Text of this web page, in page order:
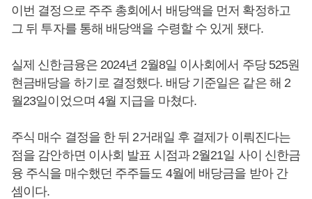
이번 결정으로 주주 총회에서 배당액을 먼저 확정하고
그 뒤 투자를 통해 배당액을 수령할 수 있게 됐다.
실제 신한금융은 2024년 2월8일 이사회에서 주당 525원
현금배당을 하기로 결정했다. 배당 기준일은 같은 해 2
월23일이었으며 4월 지급을 마쳤다.
주식 매수 결정을 한 뒤 2거래일 후 결제가 이뤄진다는
점을 감안하면 이사회 발표 시점과 2월21일 사이 신한금
융 주식을 매수했던 주주들도 4월에 배당금을 받아 간
셈이다.